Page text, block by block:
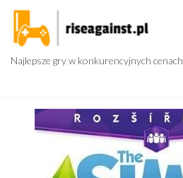
Przejdź
treści
Najlepsze gry w konkurencyjnych cenach